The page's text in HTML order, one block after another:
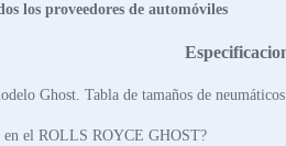
los proveedores de automóviles
Ghost. Tabla de tamaños de
en el ROLLS ROYCE GHOST?